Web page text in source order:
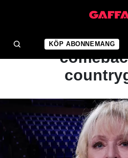
KÖP ABONNEMANG
NYHET
Kikki